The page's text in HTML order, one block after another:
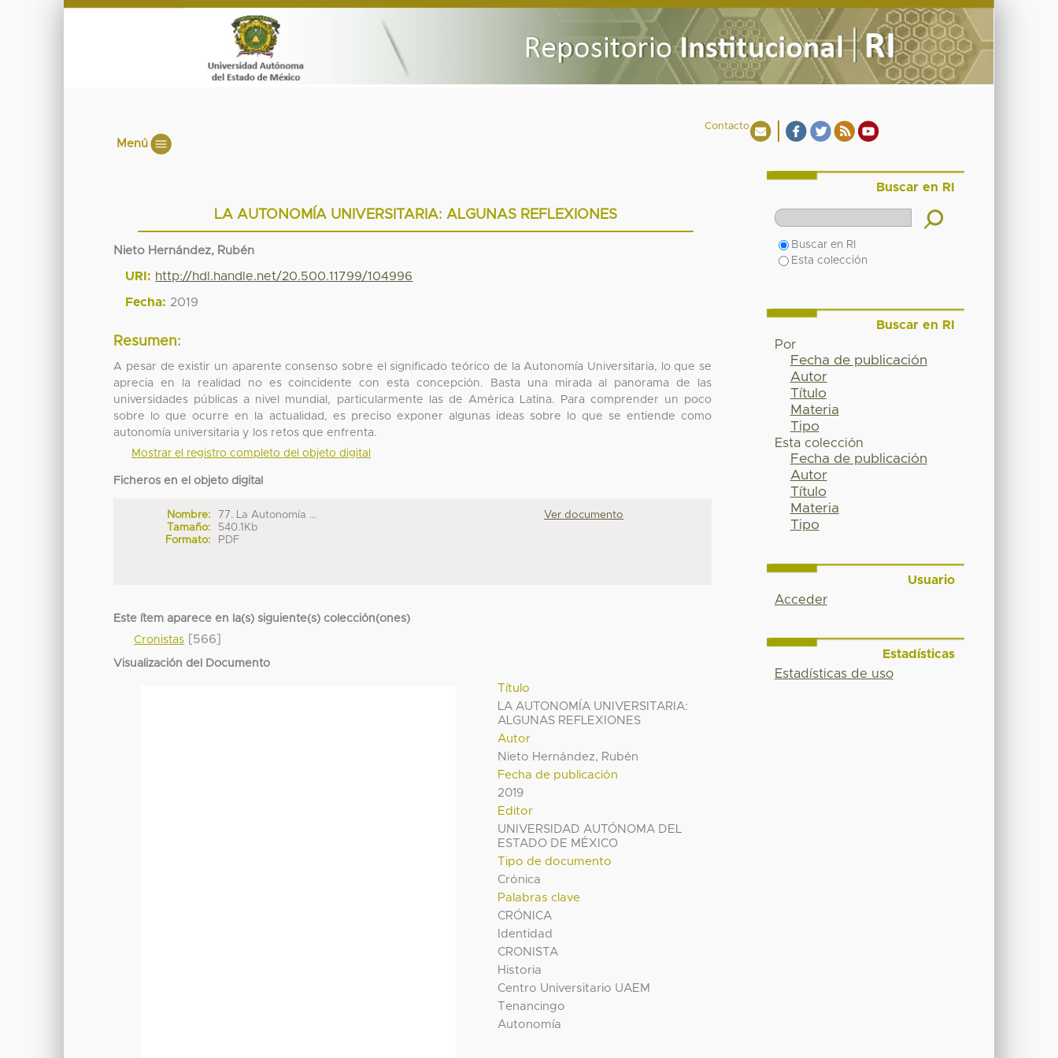
Contacto
Menú
LA AUTONOMÍA UNIVERSITARIA: ALGUNAS REFLEXIONES
Nieto Hernández, Rubén
URI: http://hdl.handle.net/20.500.11799/104996
Fecha: 2019
Resumen:
A pesar de existir un aparente consenso sobre el significado teórico de la Autonomía Universitaria, lo que se
aprecia en la realidad no es coincidente con esta concepción. Basta una mirada al panorama de las
universidades públicas a nivel mundial, particularmente las de América Latina. Para comprender un poco
sobre lo que ocurre en la actualidad, es preciso exponer algunas ideas sobre lo que se entiende como
autonomía universitaria y los retos que enfrenta.
Mostrar el registro completo del objeto digital
Ficheros en el objeto digital
Nombre:
77. La Autonomía ...
Tamaño:
540.1Kb
Formato:
PDF
Ver documento
Este ítem aparece en la(s) siguiente(s) colección(ones)
Cronistas [566]
Visualización del Documento
Título
LA AUTONOMÍA UNIVERSITARIA:
ALGUNAS REFLEXIONES
Autor
Nieto Hernández, Rubén
Fecha de publicación
2019
Editor
UNIVERSIDAD AUTÓNOMA DEL
ESTADO DE MÉXICO
Tipo de documento
Crónica
Palabras clave
CRÓNICA
Identidad
CRONISTA
Historia
Centro Universitario UAEM
Tenancingo
Autonomía
Buscar en RI
Buscar en RI
Esta colección
Buscar en RI
Por
Fecha de publicación
Autor
Título
Materia
Tipo
Esta colección
Fecha de publicación
Autor
Título
Materia
Tipo
Usuario
Acceder
Estadísticas
Estadísticas de uso